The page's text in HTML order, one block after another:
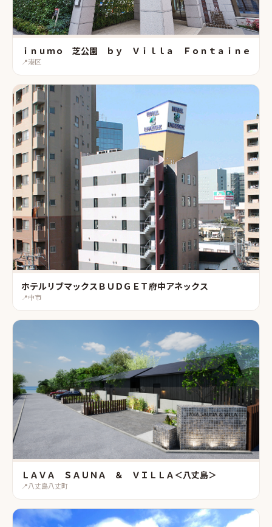
ｉｎｕｍｏ 芝公園 ｂｙ Ｖｉｌｌａ Ｆｏｎｔａｉｎｅ
📍港区
ホテルリブマックスＢＵＤＧＥＴ府中アネックス
📍中市
ＬＡＶＡ ＳＡＵＮＡ ＆ ＶＩＬＬＡ＜八丈島＞
📍八丈島八丈町